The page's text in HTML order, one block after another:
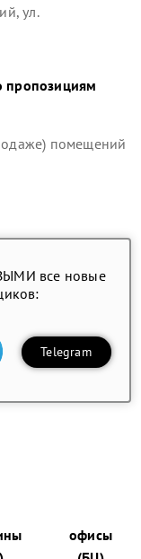
ул.
пропозициям
помещений
все новые
Telegram
офисы